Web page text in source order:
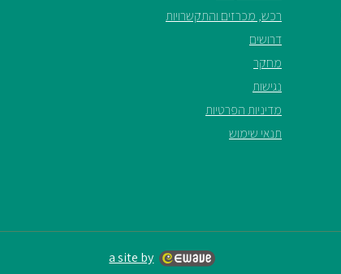
רכש, מכרזים והתקשרויות
דרושים
מחקר
נגישות
מדיניות הפרטיות
תנאי שימוש
a site by